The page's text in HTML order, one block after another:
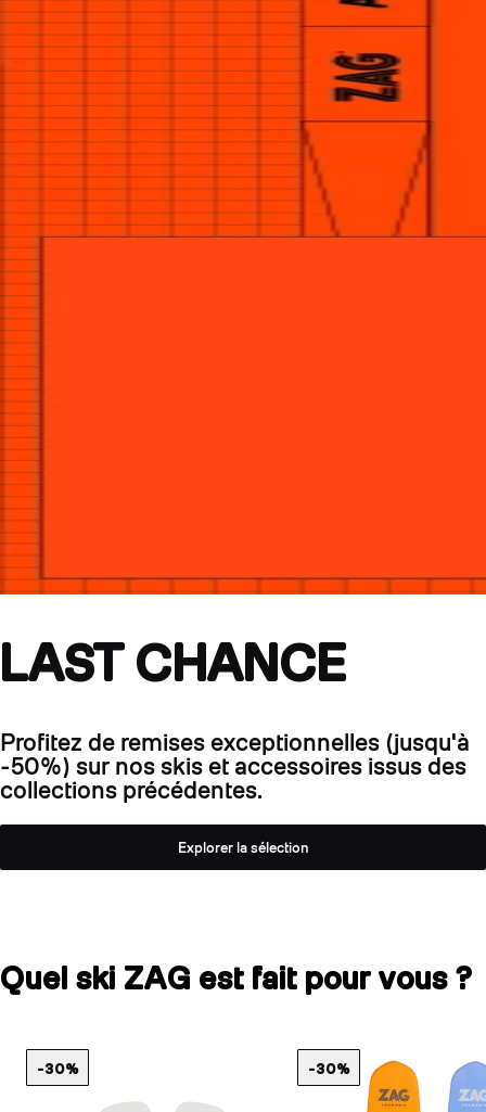
LAST CHANCE
Profitez de remises exceptionnelles (jusqu'à
-50%) sur nos skis et accessoires issus des
collections précédentes.
Explorer la sélection
Quel ski ZAG est fait pour vous ?
-30% -30%